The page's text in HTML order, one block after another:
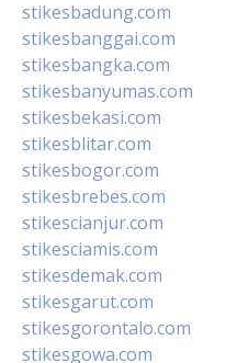
stikesbadung.com
stikesbanggai.com
stikesbangka.com
stikesbanyumas.com
stikesbekasi.com
stikesblitar.com
stikesbogor.com
stikesbrebes.com
stikescianjur.com
stikesciamis.com
stikesdemak.com
stikesgarut.com
stikesgorontalo.com
stikesgowa.com